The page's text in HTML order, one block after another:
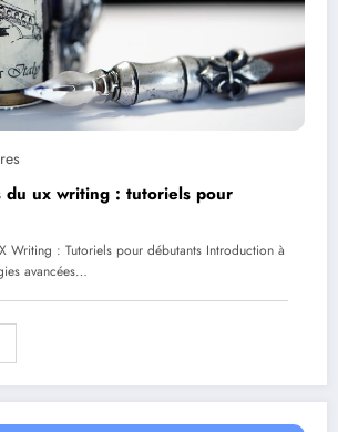
du ux writing : tutoriels pour
Writing : Tutoriels pour débutants Introduction à
avancées…